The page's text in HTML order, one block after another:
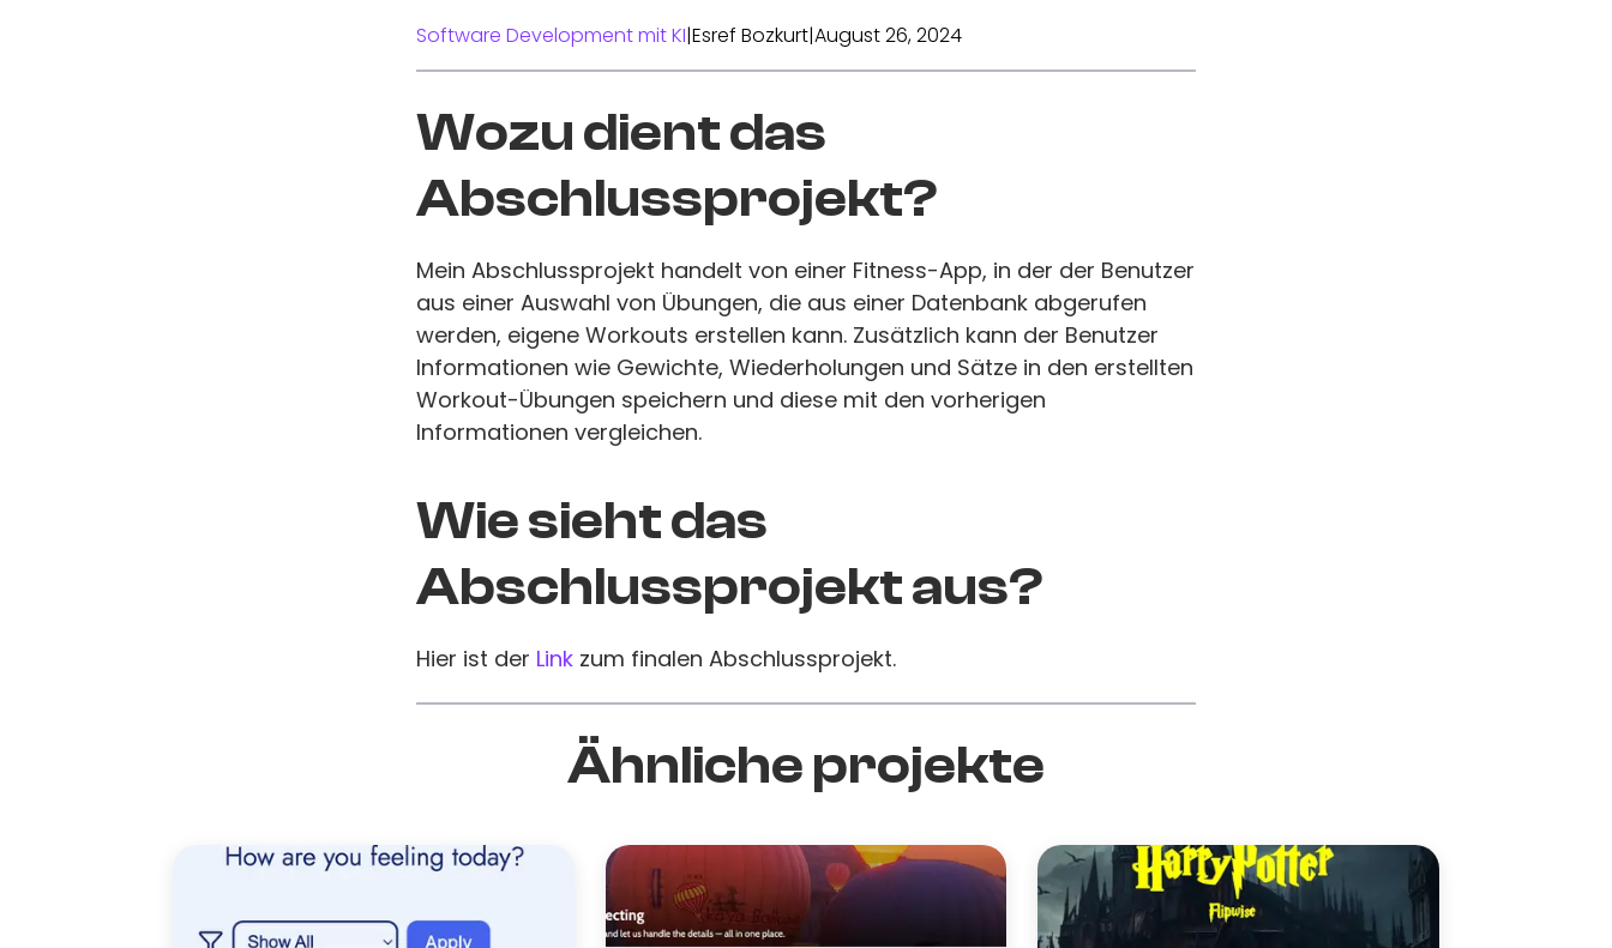
Software Development mit KI|Esref Bozkurt|August 26, 2024
Wozu dient das
Abschlussprojekt?
Mein Abschlussprojekt handelt von einer Fitness-App, in der der Benutzer
aus einer Auswahl von Übungen, die aus einer Datenbank abgerufen
werden, eigene Workouts erstellen kann. Zusätzlich kann der Benutzer
Informationen wie Gewichte, Wiederholungen und Sätze in den erstellten
Workout-Übungen speichern und diese mit den vorherigen
Informationen vergleichen.
Wie sieht das
Abschlussprojekt aus?
Hier ist der Link zum finalen Abschlussprojekt.
Ähnliche projekte